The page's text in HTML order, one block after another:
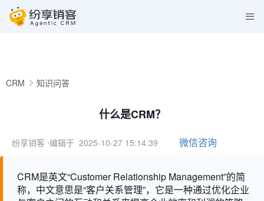
CRM 知识问答
什么是CRM？
纷享销客 ⋅编辑于 2025-10-27 15:14:39 微信咨询
CRM是英文“Customer Relationship Management”的简
称，中文意思是“客户关系管理”，它是一种通过优化企业